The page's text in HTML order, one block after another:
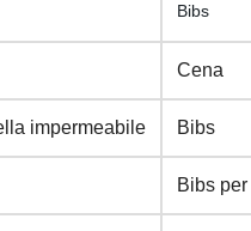
Bibs
Cena
impermeabile Bibs
Bibs